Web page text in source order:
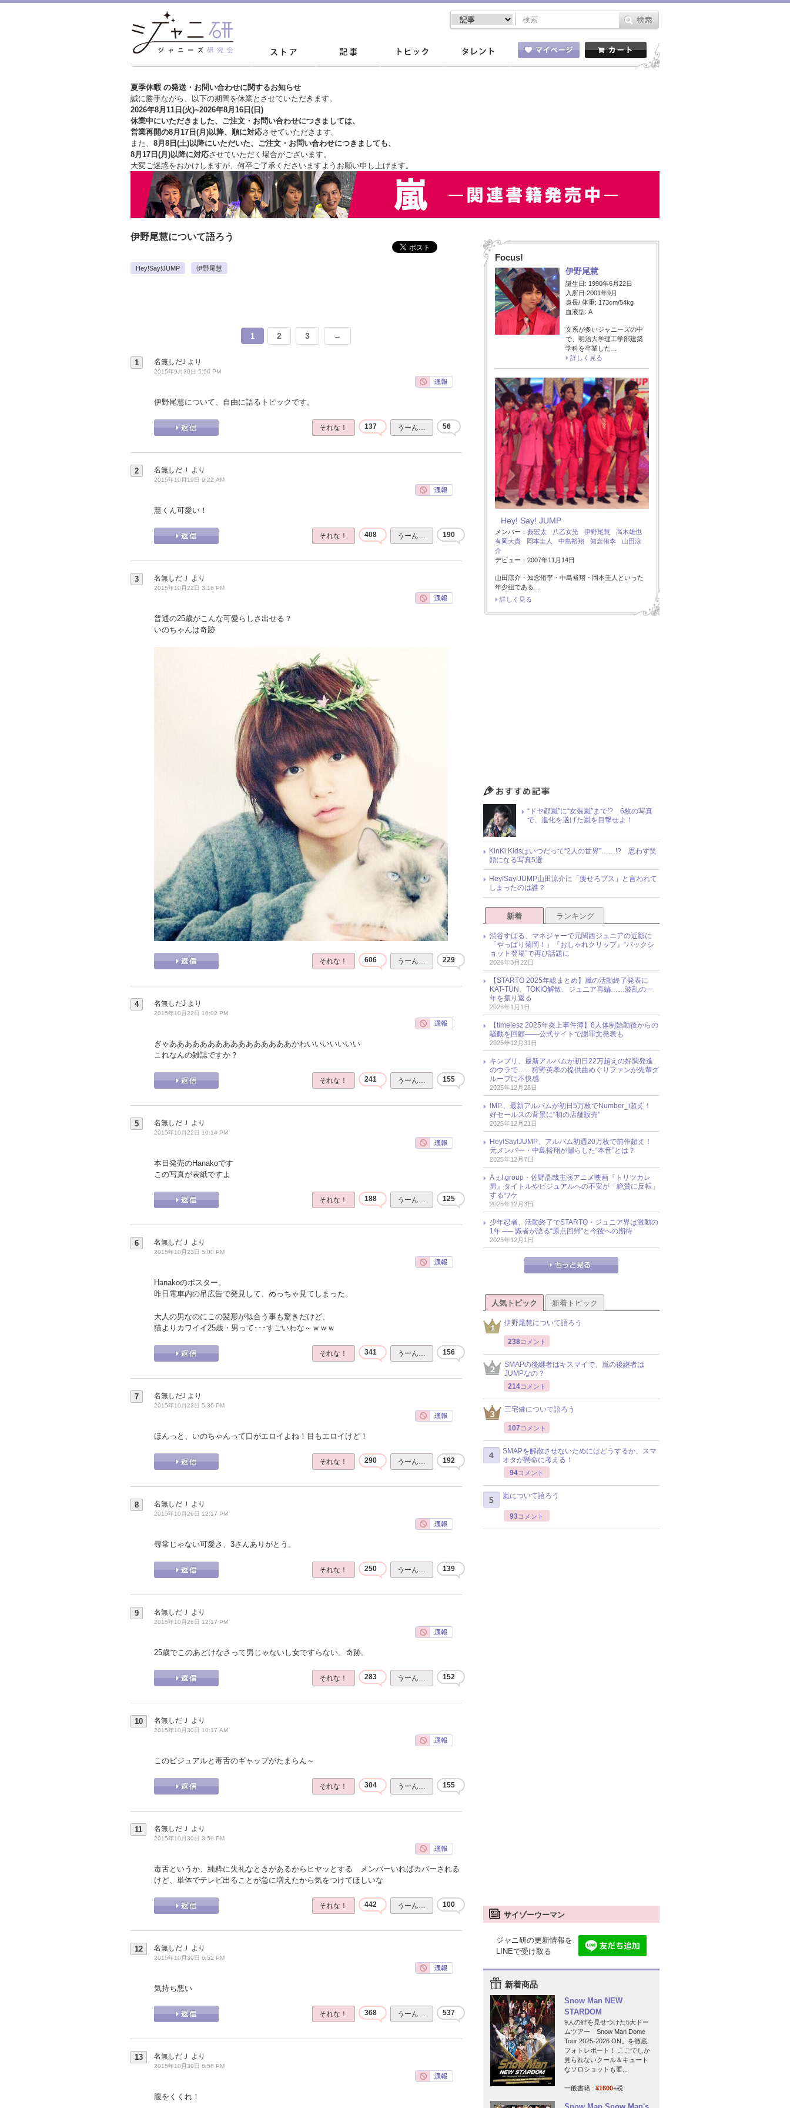
夏季休暇 の発送・お問い合わせに関するお知らせ
誠に勝手ながら、以下の期間を休業とさせていただきます。
2026年8月11日(火)~2026年8月16日(日)
休業中にいただきました、ご注文・お問い合わせにつきましては、
営業再開の8月17日(月)以降、順に対応させていただきます。
また、 8月8日(土)以降にいただいた、ご注文・ お問い合わせにつきましても、
8月17日(月)以降に対応させていただく場合がございます。
大変ご迷惑をおかけしますが、 何卒ご了承くださいますようお願い申し上げます。
伊野尾慧について語ろう
Hey!Say!JUMP 伊野尾慧
1 2 3 →
1 名無しだJ より
2015年9月30日 5:56 PM
伊野尾慧について、自由に語るトピックです。
それな！ 137 うーん… 56
2 名無しだＪ より
2015年10月19日 9:22 AM
慧くん可愛い！
それな！ 408 うーん… 190
3 名無しだＪ より
2015年10月22日 3:16 PM
普通の25歳がこんな可愛らしさ出せる？
いのちゃんは奇跡
それな！ 606 うーん… 229
4 名無しだJ より
2015年10月22日 10:02 PM
ぎゃああああああああああああああああかわいいいいいいい
これなんの雑誌ですか？
それな！ 241 うーん… 155
5 名無しだＪ より
2015年10月22日 10:14 PM
本日発売のHanakoです
この写真が表紙ですよ
それな！ 188 うーん… 125
6 名無しだＪ より
2015年10月23日 5:00 PM
Hanakoのポスター。
昨日電車内の吊広告で発見して、めっちゃ見てしまった。
大人の男なのにこの髪形が似合う事も驚きだけど、
猫よりカワイイ25歳・男って･･･すごいわな～ｗｗｗ
それな！ 341 うーん… 156
7 名無しだJ より
2015年10月23日 5:36 PM
ほんっと、いのちゃんって口がエロイよね！目もエロイけど！
それな！ 290 うーん… 192
8 名無しだＪ より
2015年10月26日 12:17 PM
尋常じゃない可愛さ、3さんありがとう。
それな！ 250 うーん… 139
9 名無しだＪ より
2015年10月26日 12:17 PM
25歳でこのあどけなさって男じゃないし女ですらない。奇跡。
それな！ 283 うーん… 152
10 名無しだＪ より
2015年10月30日 10:17 AM
このビジュアルと毒舌のギャップがたまらん～
それな！ 304 うーん… 155
11 名無しだＪ より
2015年10月30日 3:59 PM
毒舌というか、純粋に失礼なときがあるからヒヤッとする メンバーいればカバーされる
けど、単体でテレビ出ることが急に増えたから気をつけてほしいな
それな！ 442 うーん… 100
12 名無しだＪ より
2015年10月30日 6:52 PM
気持ち悪い
それな！ 368 うーん… 537
13 名無しだＪ より
2015年10月30日 6:56 PM
腹をくくれ！
Focus!
伊野尾慧
誕生日: 1990年6月22日
入所日:2001年9月
身長/ 体重: 173cm/54kg
血液型: A
文系が多いジャニーズの中
で、明治大学理工学部建築
学科を卒業した…
詳しく見る
Hey! Say! JUMP
メンバー： 薮宏太 八乙女光 伊野尾慧
高木雄也
有岡大貴
岡本圭人 中島裕翔 知念侑李
山田涼
介
デビュー：2007年11月14日
山田涼介・知念侑李・中島裕翔・岡本圭人といった
年少組である…
詳しく見る
“ドヤ顔嵐”に“女装嵐”まで!? 6枚の写真
で、進化を遂げた嵐を目撃せよ！
KinKi Kidsはいつだって“2人の世界”……!? 思わず笑
顔になる写真5選
Hey!Say!JUMP山田涼介に「痩せろブス」と言われて
しまったのは誰？
新着 ランキング
渋谷すばる、マネジャーで元関西ジュニアの近影に
「やっぱり菊岡！」『おしゃれクリップ』“バックシ
ョット登場”で再び話題に
2026年3月22日
【STARTO 2025年総まとめ】嵐の活動終了発表に
KAT-TUN、TOKIO解散、ジュニア再編……波乱の一
年を振り返る
2026年1月1日
【timelesz 2025年炎上事件簿】8人体制始動後からの
騒動を回顧――公式サイトで謝罪文発表も
2025年12月31日
キンプリ、最新アルバムが初日22万超えの好調発進
のウラで……狩野英孝の提供曲めぐりファンが先輩グ
ループに不快感
2025年12月28日
IMP.、最新アルバムが初日5万枚でNumber_i超え！
好セールスの背景に“初の店舗販売”
2025年12月21日
Hey!Say!JUMP、アルバム初週20万枚で前作超え！
元メンバー・中島裕翔が漏らした“本音”とは？
2025年12月7日
Aぇ! group・佐野晶哉主演アニメ映画『トリツカレ
男』タイトルやビジュアルへの不安が「絶賛に反転」
するワケ
2025年12月3日
少年忍者、活動終了でSTARTO・ジュニア界は激動の
1年 ── 識者が語る“原点回帰”と今後への期待
2025年12月1日
人気トピック 新着トピック
伊野尾慧について語ろう
238コメント
SMAPの後継者はキスマイで、嵐の後継者は
JUMPなの？
214コメント
三宅健について語ろう
107 コメント
SMAPを解散させないためにはどうするか、スマ
オタが懸命に考える！
94コメント
嵐について語ろう
93コメント
サイゾーウーマン
ジャニ研の更新情報を
LINEで受け取る
新着商品
Snow Man NEW
STARDOM
9人の絆を見せつけた5大ドー
ムツアー「Snow Man Dome
Tour 2025-2026 ON」を徹底
フォトレポート！ ここでしか
見られないクール＆キュート
なソロショットも要...
一般書籍 : ¥1600+税